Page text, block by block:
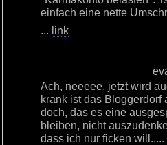
einfach eine nette
... link
Ach, neeeee, jetzt wird
krank ist das
doch, das es eine
bleiben, nicht
dass ich nur ficken will.....